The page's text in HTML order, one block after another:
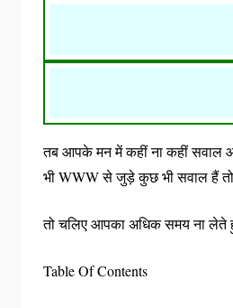
तब आपके मन में कहीं ना कहीं सवाल
भी WWW से जुड़े कुछ भी सवाल हैं
तो चलिए आपका अधिक समय ना
Table Of Contents